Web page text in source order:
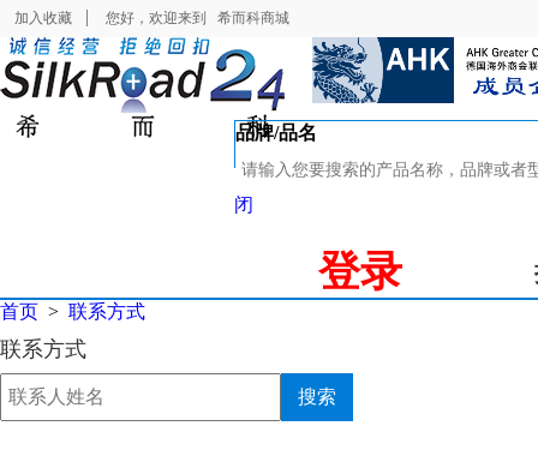
加入收藏 您好，欢迎来到 希而科商城
品牌/品名
闭
登录
首页 > 联系方式
联系方式
搜索